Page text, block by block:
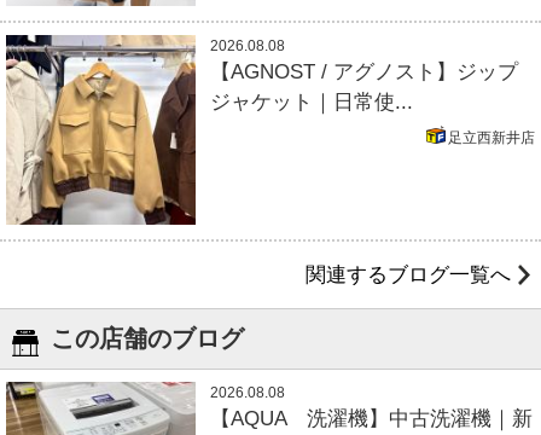
2026.08.08
【AGNOST / アグノスト】ジップ
ジャケット｜日常使...
足立西新井店
関連するブログ一覧へ
この店舗のブログ
2026.08.08
【AQUA 洗濯機】中古洗濯機｜新